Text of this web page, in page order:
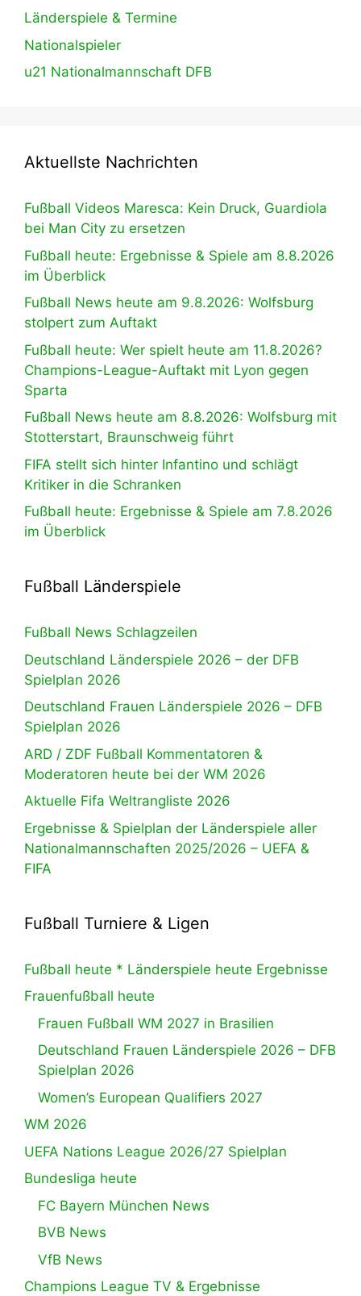
Länderspiele & Termine
Nationalspieler
u21 Nationalmannschaft DFB
Aktuellste Nachrichten
Fußball Videos Maresca: Kein Druck, Guardiola
bei Man City zu ersetzen
Fußball heute: Ergebnisse & Spiele am 8.8.2026
im Überblick
Fußball News heute am 9.8.2026: Wolfsburg
stolpert zum Auftakt
Fußball heute: Wer spielt heute am 11.8.2026?
Champions-League-Auftakt mit Lyon gegen
Sparta
Fußball News heute am 8.8.2026: Wolfsburg mit
Stotterstart, Braunschweig führt
FIFA stellt sich hinter Infantino und schlägt
Kritiker in die Schranken
Fußball heute: Ergebnisse & Spiele am 7.8.2026
im Überblick
Fußball Länderspiele
Fußball News Schlagzeilen
Deutschland Länderspiele 2026 – der DFB
Spielplan 2026
Deutschland Frauen Länderspiele 2026 – DFB
Spielplan 2026
ARD / ZDF Fußball Kommentatoren &
Moderatoren heute bei der WM 2026
Aktuelle Fifa Weltrangliste 2026
Ergebnisse & Spielplan der Länderspiele aller
Nationalmannschaften 2025/2026 – UEFA &
FIFA
Fußball Turniere & Ligen
Fußball heute * Länderspiele heute Ergebnisse
Frauenfußball heute
Frauen Fußball WM 2027 in Brasilien
Deutschland Frauen Länderspiele 2026 – DFB
Spielplan 2026
Women’s European Qualifiers 2027
WM 2026
UEFA Nations League 2026/27 Spielplan
Bundesliga heute
FC Bayern München News
BVB News
VfB News
Champions League TV & Ergebnisse